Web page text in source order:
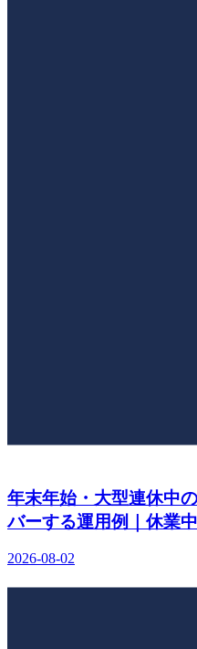
年末年始・大型連休中
バーする運用例｜休業
2026-08-02